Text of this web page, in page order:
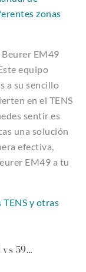
zonas
EM49
equipo
a su sencillo
en el TENS
sentir es
una solución
efectiva,
EM49 a tu
y otras
59…